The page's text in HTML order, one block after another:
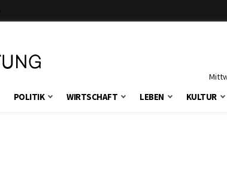
POLITIK WIRTSCHAFT LEBEN KULTUR